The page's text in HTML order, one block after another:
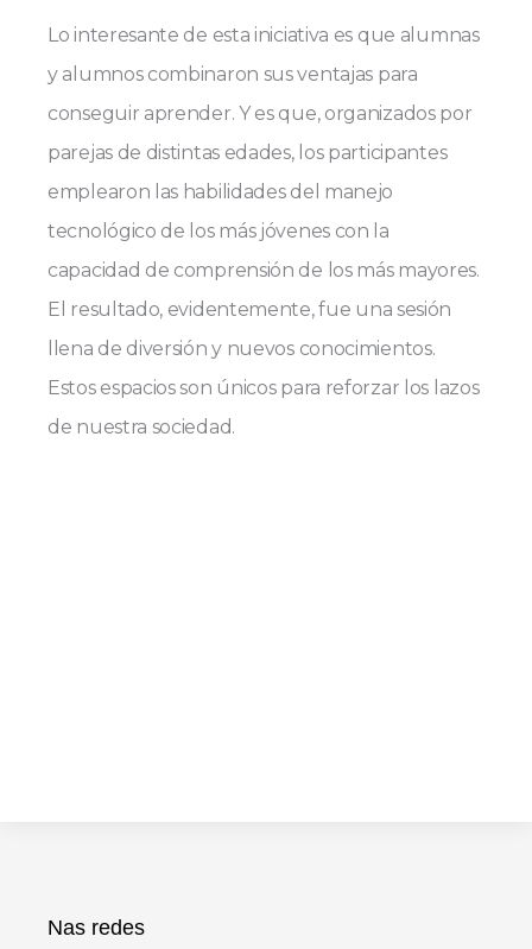
Lo interesante de esta iniciativa es que alumnas
y alumnos combinaron sus ventajas para
conseguir aprender. Y es que, organizados por
parejas de distintas edades, los participantes
emplearon las habilidades del manejo
tecnológico de los más jóvenes con la
capacidad de comprensión de los más mayores.
El resultado, evidentemente, fue una sesión
llena de diversión y nuevos conocimientos.
Estos espacios son únicos para reforzar los lazos
de nuestra sociedad.
Nas redes